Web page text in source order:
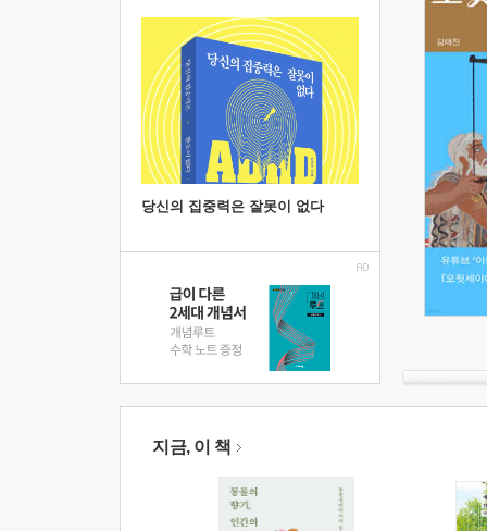
당신의 집중력은 잘못이 없다
지금, 이 책